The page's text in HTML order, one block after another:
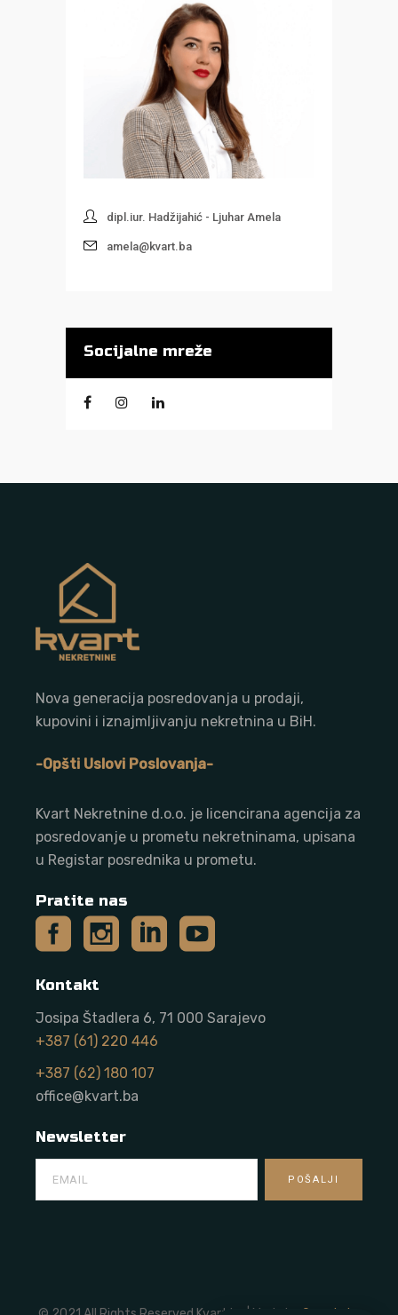
dipl.iur. Hadžijahić - Ljuhar Amela
amela@kvart.ba
Socijalne mreže
Nova generacija posredovanja u prodaji,
kupovini i iznajmljivanju nekretnina u BiH.
-Opšti Uslovi Poslovanja-
Kvart Nekretnine d.o.o. je licencirana agencija za
posredovanje u prometu nekretninama, upisana
u Registar posrednika u prometu.
Pratite nas
Kontakt
Josipa Štadlera 6, 71 000 Sarajevo
+387 (61) 220 446
+387 (62) 180 107
office@kvart.ba
Newsletter